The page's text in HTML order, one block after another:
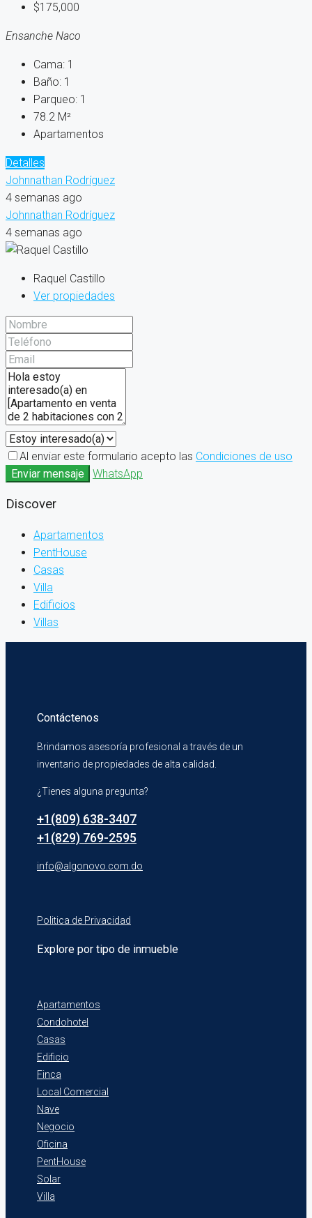
$175,000
Ensanche Naco
Cama: 1
Baño: 1
Parqueo: 1
78.2 M²
Apartamentos
Detalles
Johnnathan Rodríguez
4 semanas ago
Johnnathan Rodríguez
4 semanas ago
Raquel Castillo
Ver propiedades
Al enviar este formulario acepto las Condiciones de uso
Enviar mensaje
WhatsApp
Discover
Apartamentos
PentHouse
Casas
Villa
Edificios
Villas
Contáctenos
Brindamos asesoría profesional a través de un
inventario de propiedades de alta calidad.
¿Tienes alguna pregunta?
+1(809) 638-3407
+1(829) 769-2595
info@algonovo.com.do
Politica de Privacidad
Explore por tipo de inmueble
Apartamentos
Condohotel
Casas
Edificio
Finca
Local Comercial
Nave
Negocio
Oficina
PentHouse
Solar
Villa